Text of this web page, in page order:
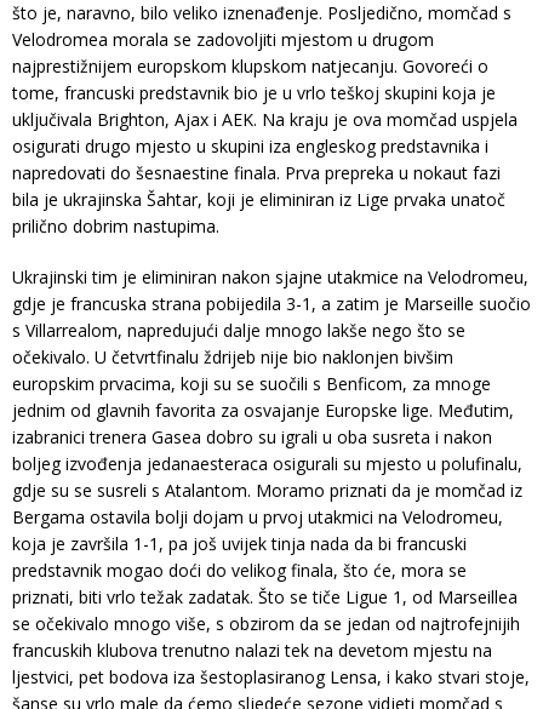
što je, naravno, bilo veliko iznenađenje. Posljedično, momčad s
Velodromea morala se zadovoljiti mjestom u drugom
najprestižnijem europskom klupskom natjecanju. Govoreći o
tome, francuski predstavnik bio je u vrlo teškoj skupini koja je
uključivala Brighton, Ajax i AEK. Na kraju je ova momčad uspjela
osigurati drugo mjesto u skupini iza engleskog predstavnika i
napredovati do šesnaestine finala. Prva prepreka u nokaut fazi
bila je ukrajinska Šahtar, koji je eliminiran iz Lige prvaka unatoč
prilično dobrim nastupima.
Ukrajinski tim je eliminiran nakon sjajne utakmice na Velodromeu,
gdje je francuska strana pobijedila 3-1, a zatim je Marseille suočio
s Villarrealom, napredujući dalje mnogo lakše nego što se
očekivalo. U četvrtfinalu ždrijeb nije bio naklonjen bivšim
europskim prvacima, koji su se suočili s Benficom, za mnoge
jednim od glavnih favorita za osvajanje Europske lige. Međutim,
izabranici trenera Gasea dobro su igrali u oba susreta i nakon
boljeg izvođenja jedanaesteraca osigurali su mjesto u polufinalu,
gdje su se susreli s Atalantom. Moramo priznati da je momčad iz
Bergama ostavila bolji dojam u prvoj utakmici na Velodromeu,
koja je završila 1-1, pa još uvijek tinja nada da bi francuski
predstavnik mogao doći do velikog finala, što će, mora se
priznati, biti vrlo težak zadatak. Što se tiče Ligue 1, od Marseillea
se očekivalo mnogo više, s obzirom da se jedan od najtrofejnijih
francuskih klubova trenutno nalazi tek na devetom mjestu na
ljestvici, pet bodova iza šestoplasiranog Lensa, i kako stvari stoje,
šanse su vrlo male da ćemo sljedeće sezone vidjeti momčad s